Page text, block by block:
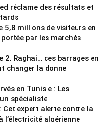
réclame des résultats et
5,8 millions de visiteurs en
par les marchés
2, Raghai… ces barrages en
changer la donne
en Tunisie : Les
spécialiste
Cet expert alerte contre la
l’électricité algérienne